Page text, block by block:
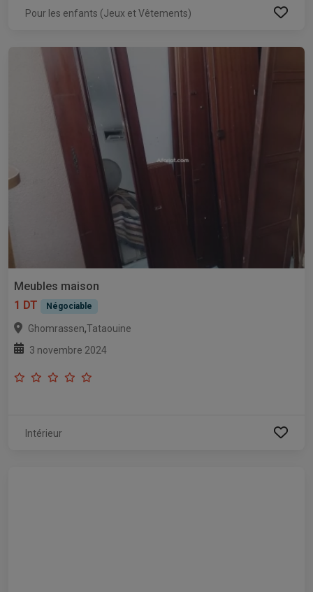
Pour les enfants (Jeux et Vêtements)
Meubles maison
1 DT
Négociable
Ghomrassen,Tataouine
3 novembre 2024
Intérieur